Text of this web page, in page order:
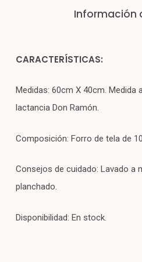
Información
CARACTERÍSTICAS:
Medidas: 60cm X 40cm. Medida
lactancia Don Ramón.
Composición: Forro de tela de
Consejos de cuidado: Lavado a
planchado.
Disponibilidad: En stock.